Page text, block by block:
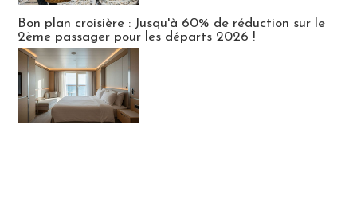
Bon plan croisière : Jusqu'à 60% de réduction sur le
2ème passager pour les départs 2026 !